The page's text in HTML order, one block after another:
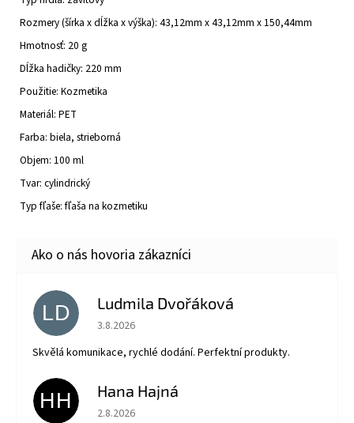
Rozmery (šírka x dĺžka x výška): 43,12mm x 43,12mm x 150,44mm
Hmotnosť: 20 g
Dĺžka hadičky: 220 mm
Použitie: Kozmetika
Materiál: PET
Farba: biela, strieborná
Objem: 100 ml
Tvar: cylindrický
Typ fľaše: fľaša na kozmetiku
LD Ludmila Dvořáková
Hodnotenie obchodu je 5 z 5 hviezdičiek.
3.8.2026
Skvělá komunikace, rychlé dodání. Perfektní produkty.
HH Hana Hajná
Hodnotenie obchodu je 5 z 5 hviezdičiek.
2.8.2026